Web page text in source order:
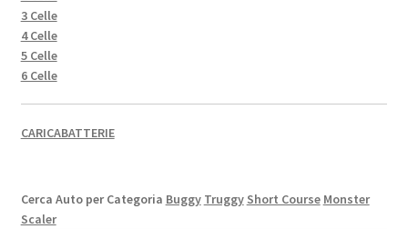
3 Celle
4 Celle
5 Celle
6 Celle
CARICABATTERIE
Cerca Auto per Categoria Buggy Truggy Short Course Monster
Scaler